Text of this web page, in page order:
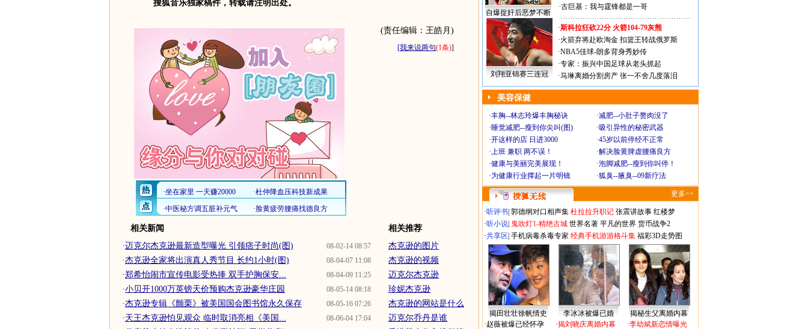
搜狐音乐独家稿件，转载请注明出处。
(责任编辑：王皓月)
[我来说两句(1条)]
相关新闻
08-02-14 08:57
·迈克尔杰克逊最新造型曝光 引领痞子时尚(图)
08-04-07 11:08
·杰克逊全家将出演真人秀节目 长约1小时(图)
08-04-09 11:25
·郑希怡闹市宣传电影受热捧 双手护胸保安...
08-05-14 08:18
·小贝开1000万英镑天价预购杰克逊豪华庄园
08-05-16 07:26
·杰克逊专辑《颤栗》被美国国会图书馆永久保存
08-06-04 17:04
· 天王杰克逊怕见观众 临时取消亮相《美国...
相关推荐
杰克逊的图片
杰克逊的视频
迈克尔杰克逊
珍妮杰克逊
杰克逊的网站是什么
迈克尔乔丹是谁
自爆捉奸后恶梦不断
·古巨基：我与霆锋都是一哥
刘翔亚锦赛三连冠
·斯科拉狂砍22分 火箭104-79灰熊
·火箭弃将赴欧淘金 扣篮王转战俄罗斯
·NBA5佳球-朗多背身秀妙传
·专家：振兴中国足球从老头抓起
·马琳离婚分割房产 张一不舍几度落泪
美容保健
·丰胸--林志玲爆丰胸秘诀 ·减肥--小肚子赘肉没了
·睡觉减肥--瘦到你尖叫(图) ·吸引异性的秘密武器
·开这样的店 日进3000 ·45岁以前停经不正常
·上班 兼职 两不误！ ·解决脸黄脾虚腰痛良方
·健康与美丽完美展现！ ·泡脚减肥--瘦到你叫停！
·为健康行业撑起一片明镜 ·狐臭--腋臭--09新疗法
更多>>
·听评书 郭德纲对口相声集 杜拉拉升职记 张震讲故事 红楼梦
·听小说 鬼吹灯1-精绝古城 世界名著 平凡的世界 货币战争2
·共享区 手机病毒杀毒专家 经典手机游游格斗集 福彩3D走势图
揭田壮壮徐帆情史 李冰冰被爆已婚
揭秘生父离婚内幕
·赵薇被爆已经怀孕
·揭刘晓庆离婚内幕
·李幼斌新恋情曝光